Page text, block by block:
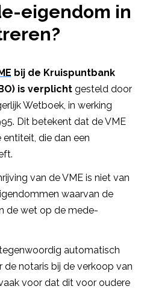
eigendom in
bij de Kruispuntbank
is verplicht gesteld door
Wetboek, in werking
Dit betekent dat de VME
die dan een
van de VME is niet van
waarvan de
de wet op de mede-
automatisch
notaris bij de verkoop van
voor dat dit voor oudere